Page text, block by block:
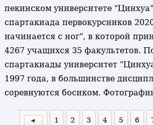
пекинском университете
спартакиада первокурсников
начинается с ног", в которой
4267 учащихся 35 факультетов.
спартакиады университет
1997 года, в большинстве
соревнуются босиком.
1 2 3 4 5 6